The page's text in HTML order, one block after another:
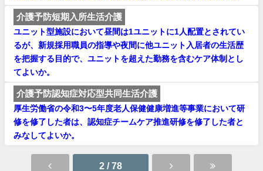
介護予防短期入所生活介護
ユニット型施設において昼間は1ユニットに1人配置とされてい
るが、新規採用職員の指導や夜間に他ユニット入居者の生活歴
を把握する目的で、ユニットを超えた勤務を含むケア体制とし
てよいか。
介護予防認知症対応型共同生活介護
厚生労働省の令和3〜5年度老人保健健康増進等事業において研
修を修了した者は、認知症チームケア推進研修を修了した者と
みなしてよいか。
2 / 78